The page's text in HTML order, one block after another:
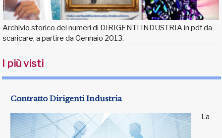
Archivio storico dei numeri di DIRIGENTI INDUSTRIA in pdf da
scaricare, a partire da Gennaio 2013.
I più visti
Contratto Dirigenti Industria
La